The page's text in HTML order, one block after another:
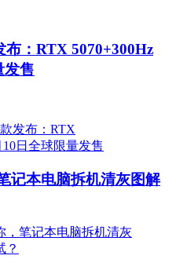
：RTX 5070+300Hz
发售
记本电脑拆机清灰图解